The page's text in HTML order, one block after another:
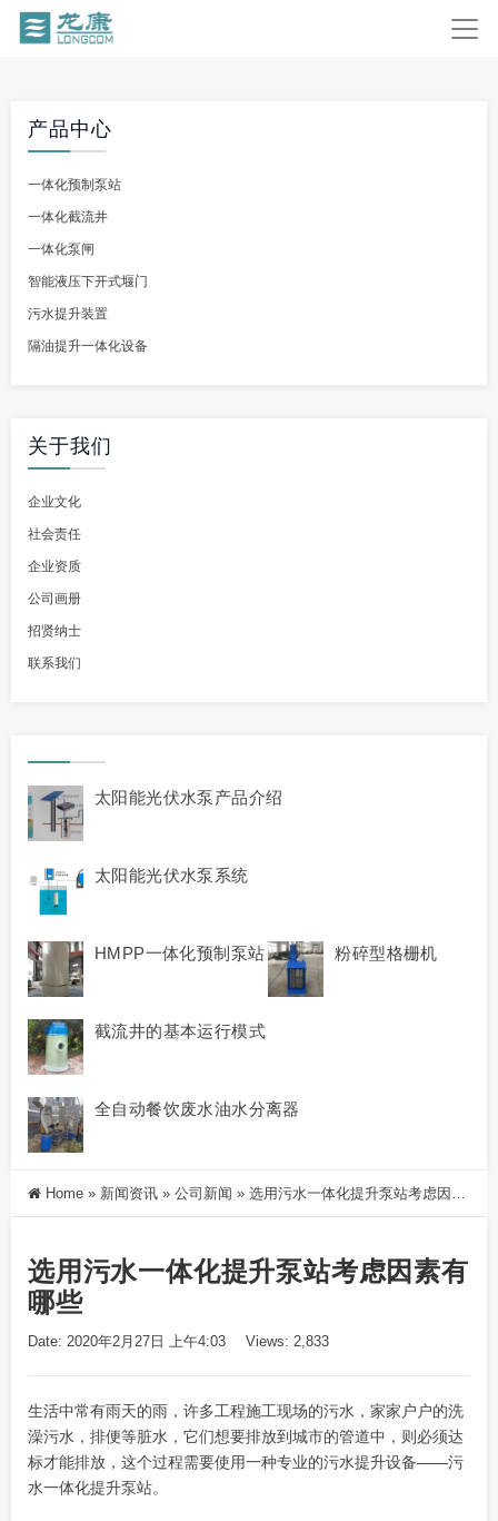
产品中心
一体化预制泵站
一体化截流井
一体化泵闸
智能液压下开式堰门
污水提升装置
隔油提升一体化设备
关于我们
企业文化
社会责任
企业资质
公司画册
招贤纳士
联系我们
太阳能光伏水泵产品介绍
太阳能光伏水泵系统
HMPP一体化预制泵站 粉碎型格栅机
截流井的基本运行模式
全自动餐饮废水油水分离器
Home » 新闻资讯 » 公司新闻 » 选用污水一体化提升泵站考虑因素有哪些
选用污水一体化提升泵站考虑因素有
哪些
Date: 2020年2月27日 上午4:03 Views: 2,833
生活中常有雨天的雨，许多工程施工现场的污水，家家户户的洗
澡污水，排便等脏水，它们想要排放到城市的管道中，则必须达
标才能排放，这个过程需要使用一种专业的污水提升设备——污
水一体化提升泵站。